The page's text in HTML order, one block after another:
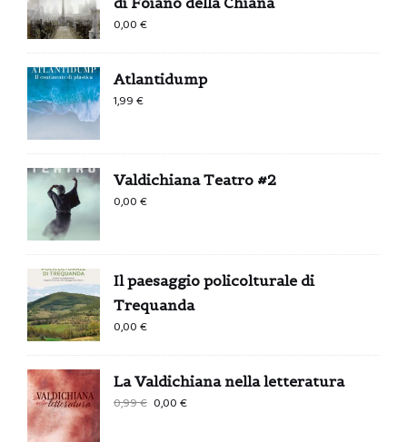
0,00€
Atlantidump
1,99€
Valdichiana Teatro #2
0,00€
Il paesaggio policolturale di
Trequanda
0,00€
La Valdichiana nella letteratura
0,99€ 0,00€